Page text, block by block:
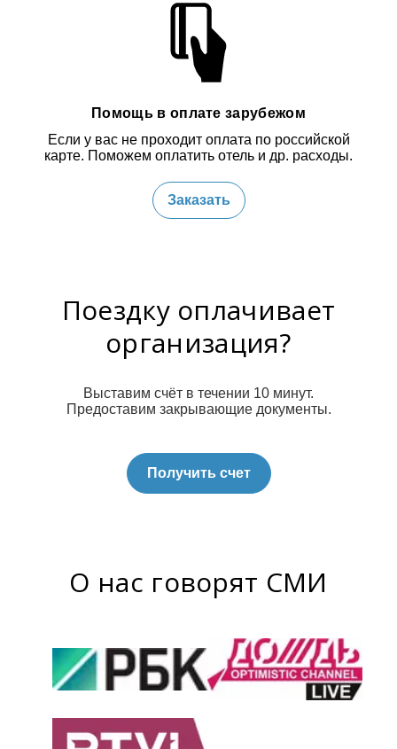
Помощь в оплате зарубежом
Если у вас не проходит оплата по российской
карте. Поможем оплатить отель и др. расходы.
Заказать
Поездку оплачивает
организация?
Выставим счёт в течении 10 минут.
Предоставим закрывающие документы.
Получить счет
О нас говорят СМИ